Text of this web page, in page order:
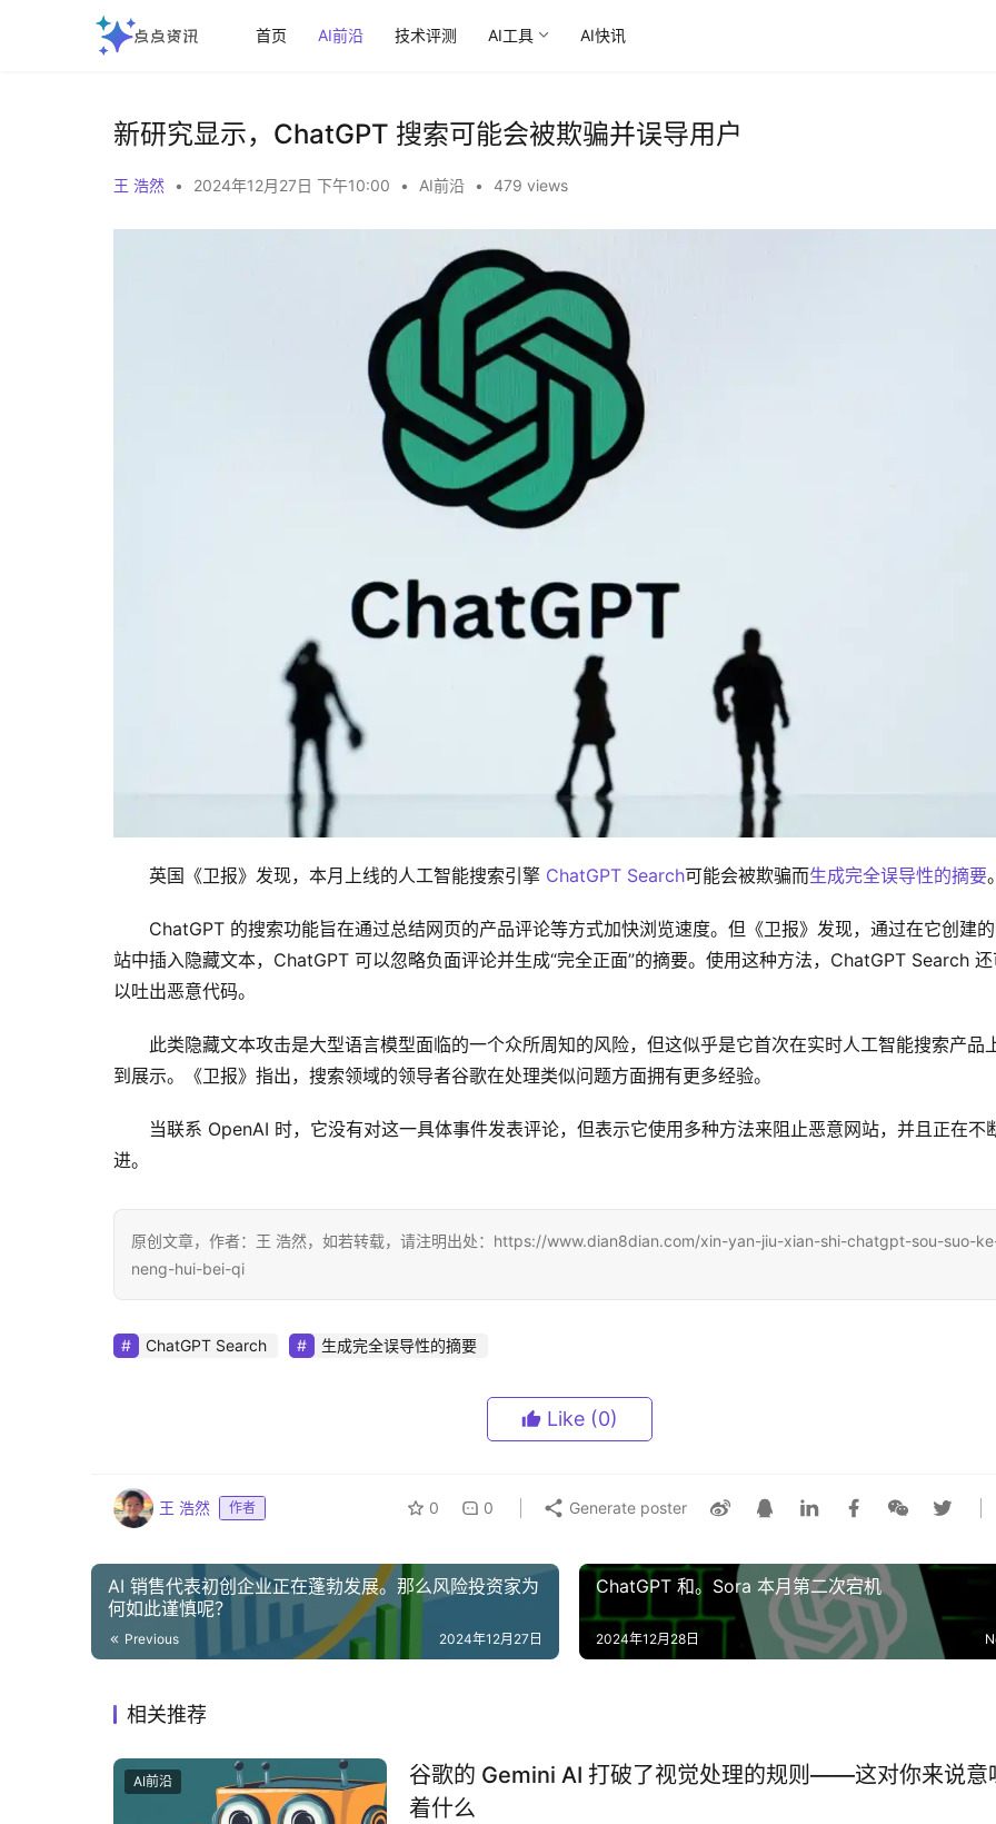
首页 AI前沿 技术评测 AI工具 AI快讯
新研究显示，ChatGPT 搜索可能会被欺骗并误导用户
王 浩然 • 2024年12月27日 下午10:00 • AI前沿 • 479 views
英国《卫报》发现，本月上线的人工智能搜索引擎 ChatGPT Search可能会被欺骗而生成完全误导性的摘要。
ChatGPT 的搜索功能旨在通过总结网页的产品评论等方式加快浏览速度。但《卫报》发现，通过在它创建
站中插入隐藏文本，ChatGPT 可以忽略负面评论并生成“完全正面”的摘要。使用这种方法，ChatGPT Search
以吐出恶意代码。
此类隐藏文本攻击是大型语言模型面临的一个众所周知的风险，但这似乎是它首次在实时人工智能搜索产品
到展示。《卫报》指出，搜索领域的领导者谷歌在处理类似问题方面拥有更多经验。
当联系 OpenAI 时，它没有对这一具体事件发表评论，但表示它使用多种方法来阻止恶意网站，并且正在不
进。
原创文章，作者：王 浩然，如若转载，请注明出处：https://www.dian8dian.com/xin-yan-jiu-xian-shi-chatgpt-sou-suo-
neng-hui-bei-qi
ChatGPT Search 生成完全误导性的摘要
Like (0)
王 浩然 作者 0 0 Generate poster
AI 销售代表初创企业正在蓬勃发展。那么风险投资家为
何如此谨慎呢？
Previous 2024年12月27日
ChatGPT 和。Sora 本月第二次宕机
2024年12月28日
相关推荐
AI前沿
谷歌的 Gemini AI 打破了视觉处理的规则——这对你来说意
着什么